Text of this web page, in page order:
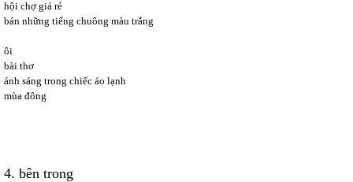
hội chợ giá rẻ
bán những tiếng chuông màu trắng
ôi
bài thơ
ánh sáng trong chiếc áo lạnh
mùa đông
4. bên trong